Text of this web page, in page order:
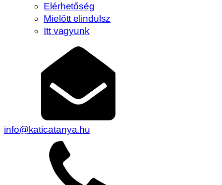
Elérhetőség
Mielőtt elindulsz
Itt vagyunk
info@katicatanya.hu